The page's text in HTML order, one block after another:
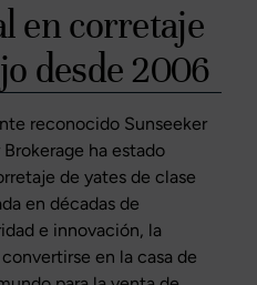
en corretaje
desde 2006
reconocido Sunseeker
ha estado
de yates de clase
en décadas de
e innovación, la
en la casa de